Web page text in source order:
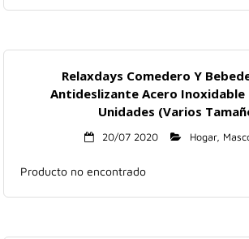
Relaxdays Comedero Y
Antideslizante Acero Inoxidable
Unidades (Varios
20/07 2020 Hogar,
Producto no encontrado